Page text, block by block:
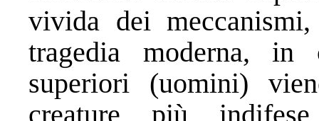
vivida dei
tragedia moderna,
superiori (uomini)
creature più